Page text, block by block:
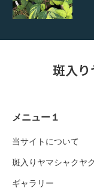
斑入
メニュー１
当サイトについて
斑入りヤマシャクヤ
ギャラリー